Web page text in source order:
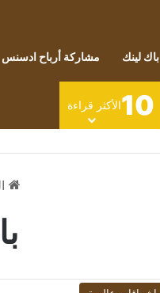
باك لينك مشاركة أرباح ادسنس
10الأكثر قراءة